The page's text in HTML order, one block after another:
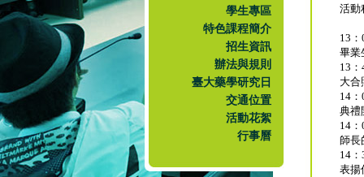
學生專區
特色課程簡介
招生資訊
辦法與規則
臺大藥學研究日
交通位置
活動花絮
行事曆
活動
13
畢業
13
大合
14：
典禮
14
師長
14
表揚